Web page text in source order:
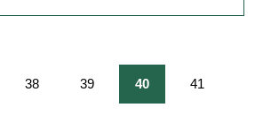
38 39 40 41